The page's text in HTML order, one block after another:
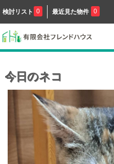
検討リスト 0 最近見た物件 0
今日のネコ